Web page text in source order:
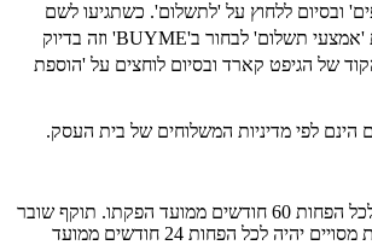
ובסיום ללחוץ על 'לתשלום'. כשתגיעו לשם
תפתח האפשרות תחת 'אמצעי תשלום' לבחור ב'BUYME' וזה בדיוק
של הגיפט קארד ובסיום לוחצים על 'הוספת
הינם לפי מדיניות המשלוחים של בית העסק.
תוקף שובר כספי הינו לכל הפחות 60 חודשים ממועד הפקתו. תוקף שובר
לרכישת מוצר או שירות מסויים יהיה לכל הפחות 24 חודשים ממועד